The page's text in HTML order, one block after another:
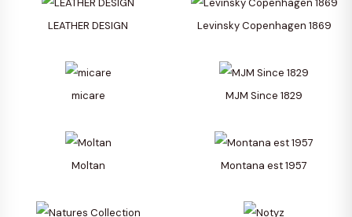
LEATHER DESIGN Levinsky Copenhagen 1869
micare MJM Since 1829
Moltan Montana est 1957